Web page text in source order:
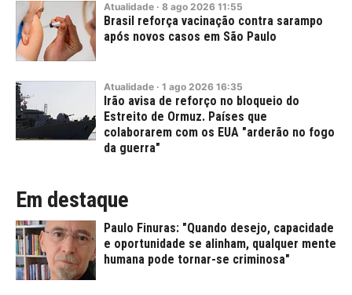
Atualidade · 8 ago 2026 11:55
Brasil reforça vacinação contra sarampo
após novos casos em São Paulo
Atualidade · 1 ago 2026 16:35
Irão avisa de reforço no bloqueio do
Estreito de Ormuz. Países que
colaborarem com os EUA "arderão no fogo
da guerra"
Em destaque
Paulo Finuras: "Quando desejo, capacidade
e oportunidade se alinham, qualquer mente
humana pode tornar-se criminosa"